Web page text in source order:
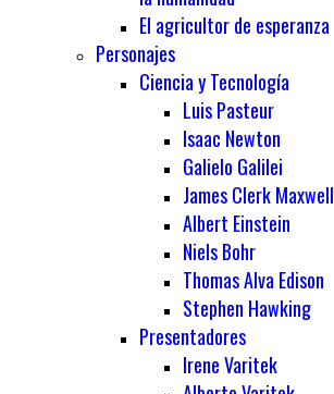
El agricultor de esperanza
Personajes
Ciencia y Tecnología
Luis Pasteur
Isaac Newton
Galielo Galilei
James Clerk Maxwell
Albert Einstein
Niels Bohr
Thomas Alva Edison
Stephen Hawking
Presentadores
Irene Varitek